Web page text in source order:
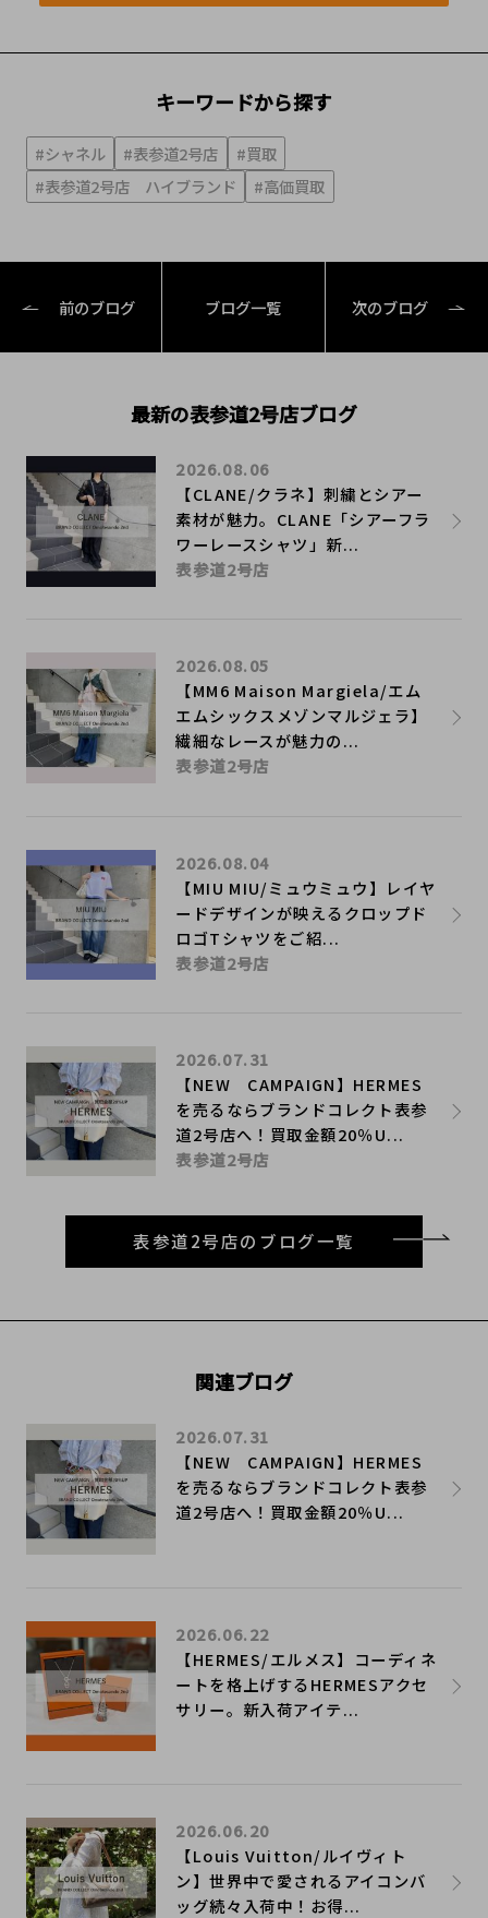
キーワードから探す
#シャネル #表参道2号店
#買取
#表参道2号店 ハイブランド
#高価買取
前のブログ ブログ一覧 次のブログ
最新の表参道2号店ブログ
【CLANE/クラネ】刺繍とシアー
素材が魅力。CLANE「シアーフラ
ワーレースシャツ」新...
2026.08.06
表参道2号店
【MM6 Maison Margiela/エム
エムシックスメゾンマルジェラ】
繊細なレースが魅力の...
2026.08.05
表参道2号店
【MIU MIU/ミュウミュウ】レイヤ
ードデザインが映えるクロップド
ロゴTシャツをご紹...
2026.08.04
表参道2号店
【NEW CAMPAIGN】HERMES
を売るならブランドコレクト表参
道2号店へ！買取金額20％U...
2026.07.31
表参道2号店
表参道2号店のブログ一覧
関連ブログ
【NEW CAMPAIGN】HERMES
を売るならブランドコレクト表参
道2号店へ！買取金額20％U...
2026.07.31
【HERMES/エルメス】コーディネ
ートを格上げするHERMESアクセ
サリー。新入荷アイテ...
2026.06.22
【Louis Vuitton/ルイヴィト
ン】世界中で愛されるアイコンバ
ッグ続々入荷中！お得...
2026.06.20